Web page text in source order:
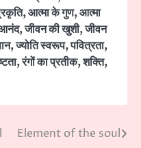
,आत्मा के गुण,आत्मा
,जीवन की खुशी,जीवन
,ज्योति स्वरूप,पवित्रता,
,रंगों का प्रतीक,शक्ति,
Element of the soul